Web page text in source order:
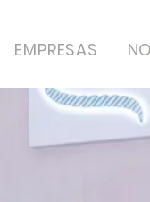
EMPRESAS